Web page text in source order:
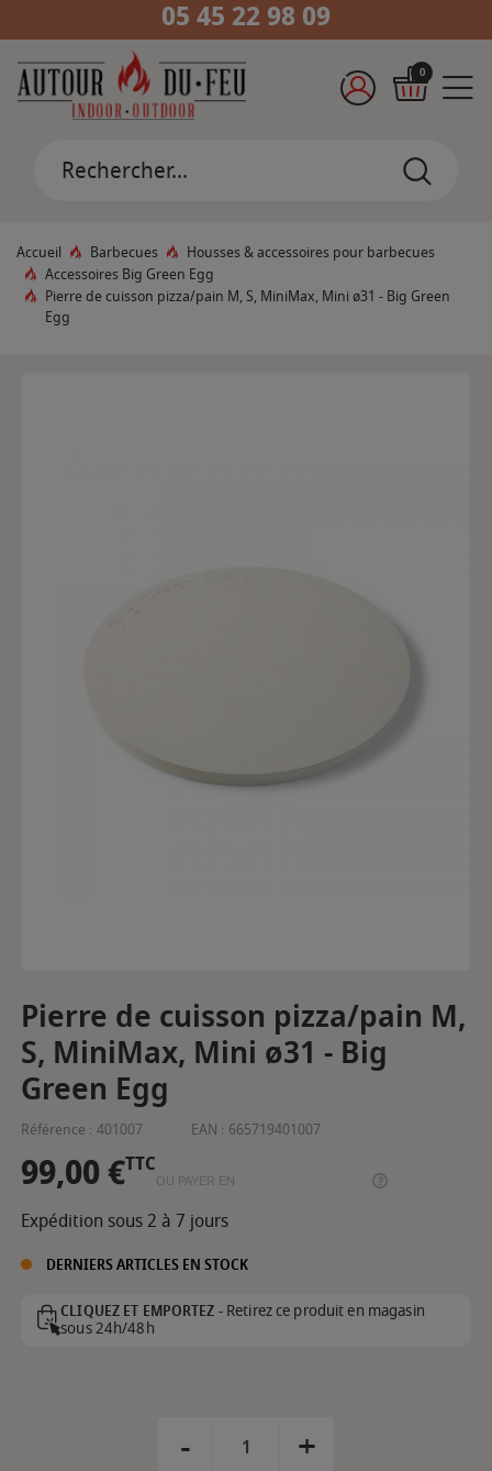
05 45 22 98 09
0
Accueil Barbecues
Housses & accessoires pour barbecues
Accessoires Big Green Egg
Pierre de cuisson pizza/pain M, S, MiniMax, Mini ø31 - Big Green
Egg
Pierre de cuisson pizza/pain M,
S, MiniMax, Mini ø31 - Big
Green Egg
Référence : 401007 EAN : 665719401007
99,00 €TTC
OU PAYER EN
Expédition sous 2 à 7 jours
DERNIERS ARTICLES EN STOCK
CLIQUEZ ET EMPORTEZ -Retirez ce produit en magasin
sous 24h/48h
- +